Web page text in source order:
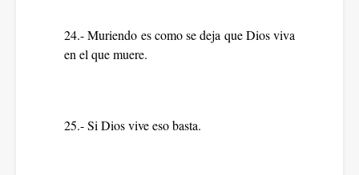
24.- Muriendo es como se deja que Dios viva
en el que muere.
25.- Si Dios vive eso basta.